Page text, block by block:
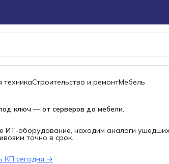
техникаСтроительство и ремонтМебель
ключ — от серверов до мебели.
оборудование, находим аналоги
точно в срок.
КП сегодня →